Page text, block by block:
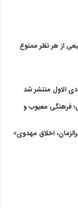
از هر نظر ممنوع
الاول منتشر شد
فرهنگی معیوب و
اخلاق مهدوی»